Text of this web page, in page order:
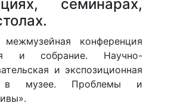
семинарах,
конференция
и собрание. Научно-
и экспозиционная
в музее. Проблемы и